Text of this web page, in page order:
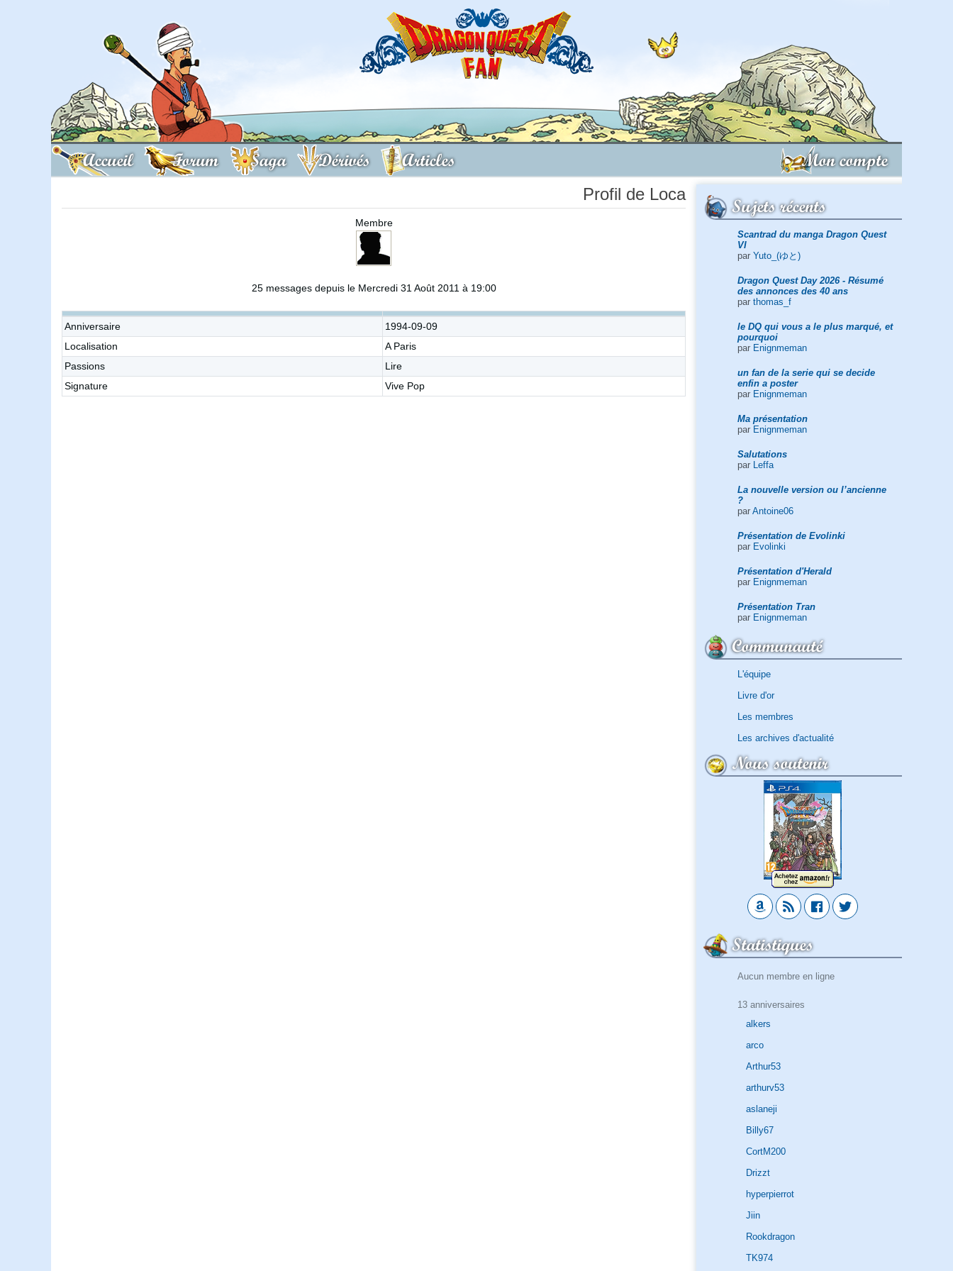
Accueil Forum Saga Dérivés Articles Mon compte
Sujets récents
Scantrad du manga Dragon Quest
VI
par Yuto_(ゆと)
Dragon Quest Day 2026 - Résumé
des annonces des 40 ans
par thomas_f
le DQ qui vous a le plus marqué, et
pourquoi
par Enignmeman
un fan de la serie qui se decide
enfin a poster
par Enignmeman
Ma présentation
par Enignmeman
Salutations
par
Leffa
La nouvelle version ou l’ancienne
?
par Antoine06
Présentation de Evolinki
par Evolinki
Présentation d'Herald
par Enignmeman
Présentation Tran
par Enignmeman
Communauté
L'équipe
Livre d'or
Les membres
Les archives d'actualité
Nous soutenir
Statistiques
Aucun membre en ligne
13 anniversaires
alkers
arco
Arthur53
arthurv53
aslaneji
Billy67
CortM200
Drizzt
hyperpierrot
Jiin
Rookdragon
TK974
Profil de Loca
Membre
25 messages depuis le Mercredi 31 Août 2011 à 19:00
Anniversaire
1994-09-09
Localisation
A Paris
Passions
Lire
Signature
Vive Pop